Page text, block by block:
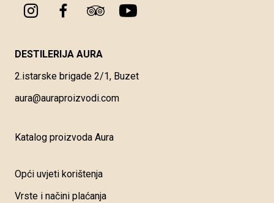
DESTILERIJA AURA
2.istarske brigade 2/1, Buzet
aura@auraproizvodi.com
Katalog proizvoda Aura
Opći uvjeti korištenja
Vrste i načini plaćanja